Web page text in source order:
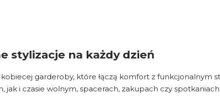
stylizacje na każdy dzień
garderoby, które łączą komfort z funkcjonalnym
jak i czasie wolnym, spacerach, zakupach czy spotkaniach